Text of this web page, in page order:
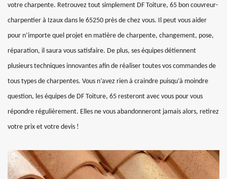
votre charpente. Retrouvez tout simplement DF Toiture, 65 bon couvreur-
charpentier à Izaux dans le 65250 près de chez vous. Il peut vous aider
pour n’importe quel projet en matière de charpente, changement, pose,
réparation, il saura vous satisfaire. De plus, ses équipes détiennent
plusieurs techniques innovantes afin de réaliser toutes vos commandes de
tous types de charpentes. Vous n’avez rien à craindre puisqu’à moindre
question, les équipes de DF Toiture, 65 resteront avec vous pour vous
répondre régulièrement. Elles ne vous abandonneront jamais alors, retirez
votre prix et votre devis !